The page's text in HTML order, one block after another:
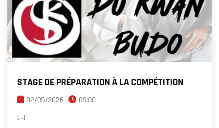
STAGE DE PRÉPARATION À LA COMPÉTITION
02/05/2026 09:00
[...]